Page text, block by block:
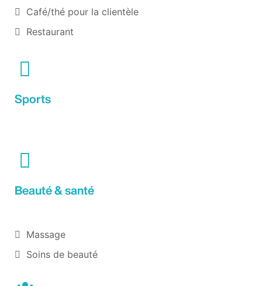
Café/thé pour la clientèle
Restaurant
Sports
Beauté & santé
Massage
Soins de beauté